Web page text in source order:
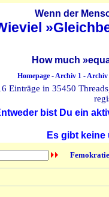
Wenn der
How much
Homepage-Archiv 1-Archiv
Einträge in 35450
bist Du ein
Es gibt